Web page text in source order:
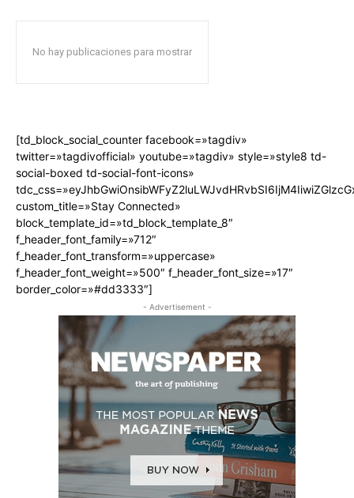
No hay publicaciones para mostrar
[td_block_social_counter facebook=»tagdiv»
twitter=»tagdivofficial» youtube=»tagdiv» style=»style8 td-
social-boxed td-social-font-icons»
custom_title=»Stay Connected»
block_template_id=»td_block_template_8″
f_header_font_family=»712″
f_header_font_transform=»uppercase»
f_header_font_weight=»500″ f_header_font_size=»17″
border_color=»#dd3333″]
- Advertisement -